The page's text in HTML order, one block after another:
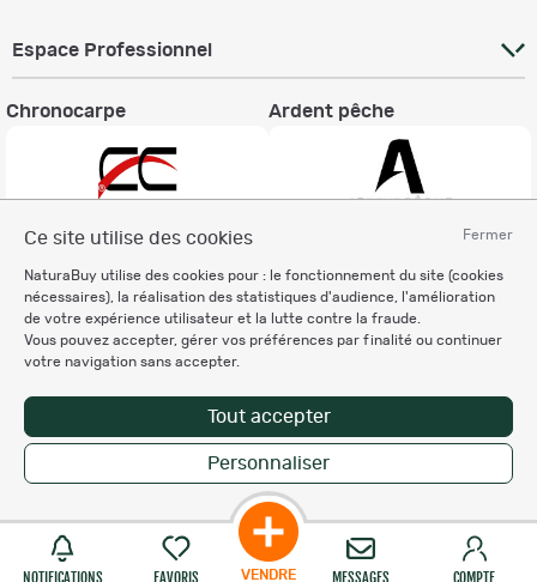
Fermer
Ce site utilise des cookies
NaturaBuy utilise des cookies pour : le fonctionnement du site (cookies
nécessaires), la réalisation des statistiques d'audience, l'amélioration
de votre expérience utilisateur et la lutte contre la fraude.
Vous pouvez accepter, gérer vos préférences par finalité ou continuer
votre navigation sans accepter.
Tout accepter
Personnaliser
NOTIFICATIONS FAVORIS VENDRE MESSAGES COMPTE
Enregistrer la recherche
Espace Professionnel
Chronocarpe Ardent pêche
Informations légales
Charte éthique
Mentions légales
Règlement & Conditions d'utilisation
des données personnelles
Personnalisation des cookies
Copyright © 2007-2026 NaturaBuy. Tous droits réservés. N°CNIL: 1239459.
Les marques commerciales mentionnées appartiennent à leurs propriétaires
respectifs in 0.047 s
Suggestions de recherche
Site NaturaBuy classique